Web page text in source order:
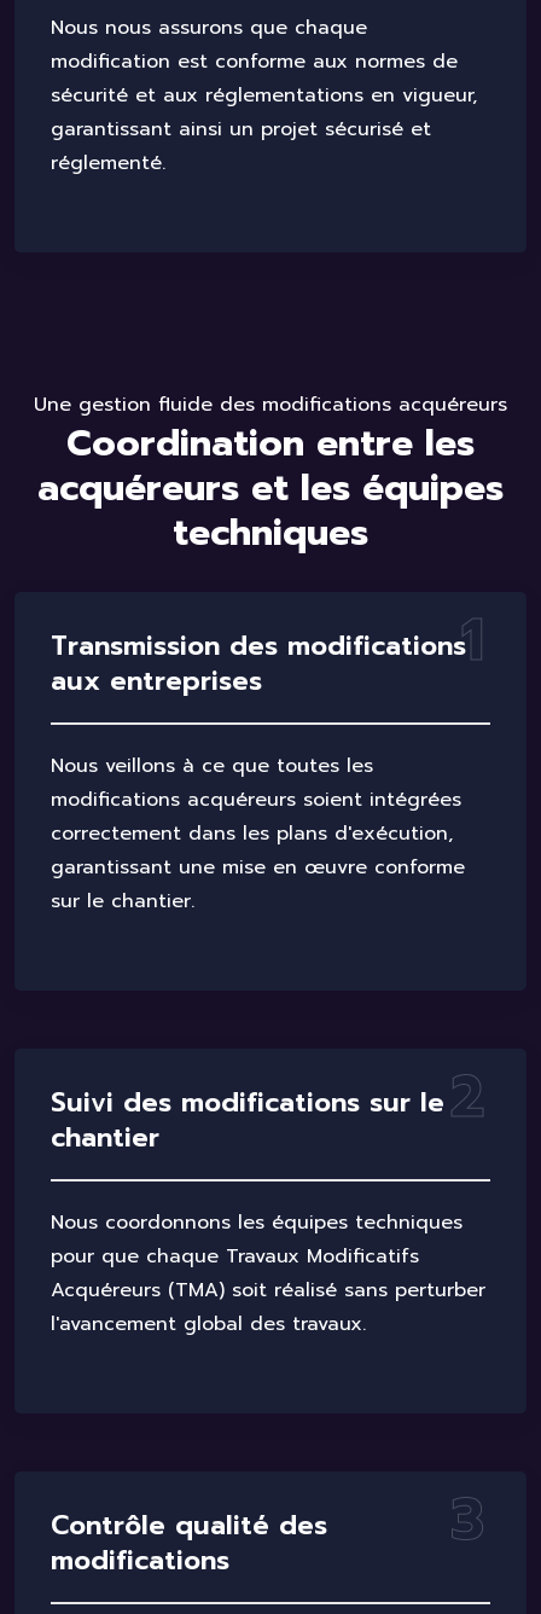
Nous nous assurons que chaque
modification est conforme aux normes de
sécurité et aux réglementations en vigueur,
garantissant ainsi un projet sécurisé et
réglementé.
Une gestion fluide des modifications acquéreurs
Coordination entre les
acquéreurs et les équipes
techniques
1
Transmission des modifications
aux entreprises
Nous veillons à ce que toutes les
modifications acquéreurs soient intégrées
correctement dans les plans d'exécution,
garantissant une mise en œuvre conforme
sur le chantier.
2
Suivi des modifications sur le
chantier
Nous coordonnons les équipes techniques
pour que chaque Travaux Modificatifs
Acquéreurs (TMA) soit réalisé sans perturber
l'avancement global des travaux.
3
Contrôle qualité des
modifications